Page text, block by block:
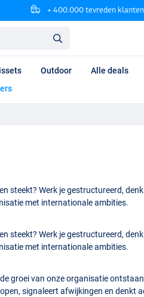
+ 400.000 tevreden klanten
Outdoor Alle deals
Werk je gestructureerd,
met internationale ambities.
Werk je gestructureerd,
met internationale ambities.
groei van onze organisatie
signaleert afwijkingen en denkt